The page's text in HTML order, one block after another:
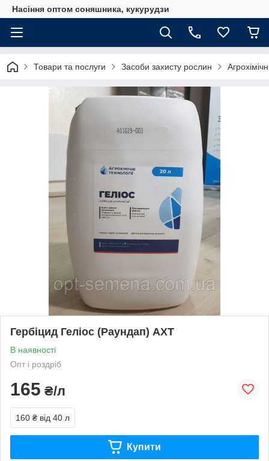
Насіння оптом соняшника, кукурудзи
Товари та послуги Засоби захисту рослин
Гербіцид Геліос (Раундап) АХТ
В наявності
Опт і роздріб
165 ₴/л
160 ₴ від 40 л
Купити